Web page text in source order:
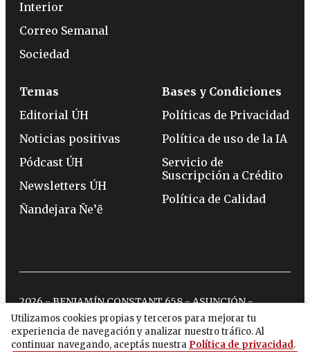
Utilizamos cookies propias y terceros para mejorar tu
experiencia de navegación y analizar nuestro tráfico. Al
continuar navegando, aceptás nuestra Política de privacidad.
Interior
Correo Semanal
Sociedad
Temas
Editorial ÚH
Noticias positivas
Pódcast ÚH
Newsletters ÚH
Ñandejara Ñe’ẽ
Bases y Condiciones
Políticas de Privacidad
Política de uso de la IA
Servicio de
Suscripción a Crédito
Política de Calidad
2026 - BENJAMÍN CONSTANT 658 - ASUNCIÓN -
TELÉFONO: (0994) 715 715